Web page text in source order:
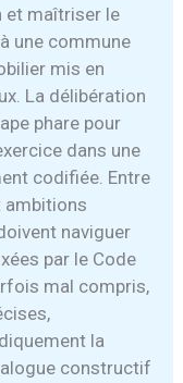
et maîtriser le
une commune
mis en
La délibération
phare pour
dans une
codifiée. Entre
ambitions
naviguer
par le Code
mal compris,
la
constructif